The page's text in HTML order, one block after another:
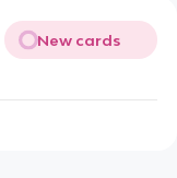
New cards